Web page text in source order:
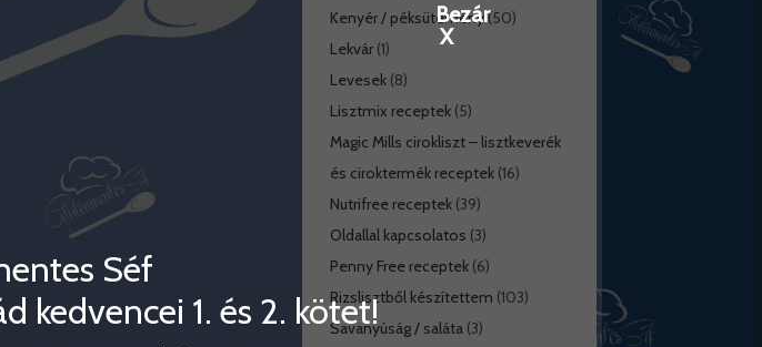
Kenyér / péksütemény(50)
Lekvár(1)
Levesek(8)
Lisztmix receptek(5)
Magic Mills cirokliszt – lisztkeverék
és ciroktermék receptek(16)
Nutrifree receptek(39)
Oldallal kapcsolatos (3)
Penny Free receptek(6)
Rizslisztből készítettem (103)
Savanyúság / saláta(3)
Séf
kedvencei 1. és 2. kötet!
Bezár
X